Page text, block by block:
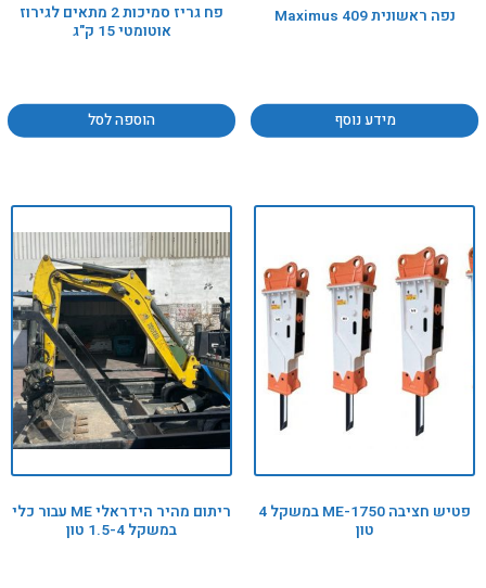
נפה ראשונית Maximus 409
מידע נוסף
פח גריז סמיכות 2 מתאים לגירוז
אוטומטי 15 ק"ג
הוספה לסל
פטיש חציבה ME-1750 במשקל 4
טון
ריתום מהיר הידראלי ME עבור כלי
במשקל 1.5-4 טון